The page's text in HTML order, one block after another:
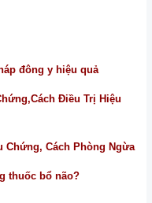
đông y hiệu quả
Điều Trị Hiệu
Chứng, Cách Phòng Ngừa
thuốc bổ não?